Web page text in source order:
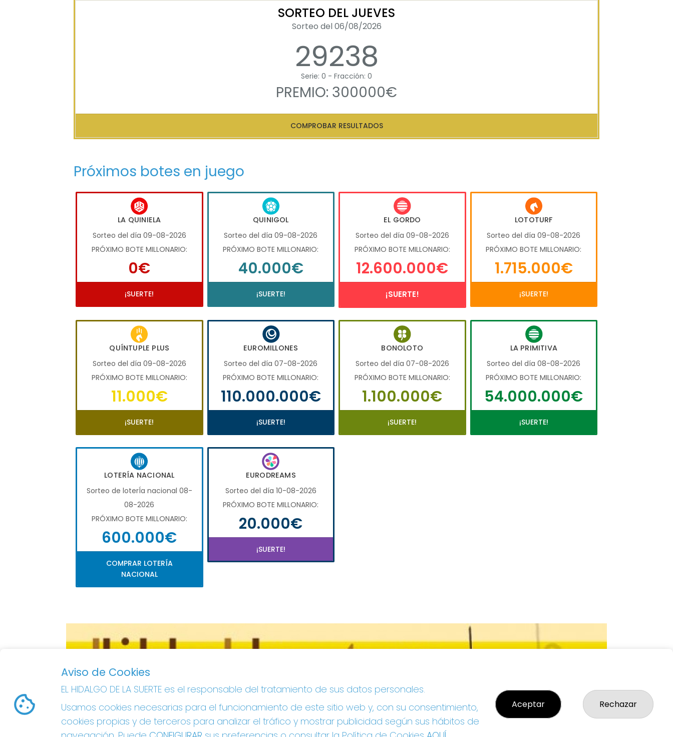
SORTEO DEL JUEVES
Sorteo del 06/08/2026
29238
Serie: 0 - Fracción: 0
PREMIO: 300000€
COMPROBAR RESULTADOS
Próximos botes en juego
LA QUINIELA
Sorteo del día 09-08-2026
PRÓXIMO BOTE MILLONARIO:
0€
¡SUERTE!
QUINIGOL
Sorteo del día 09-08-2026
PRÓXIMO BOTE MILLONARIO:
40.000€
¡SUERTE!
EL GORDO
Sorteo del día 09-08-2026
PRÓXIMO BOTE MILLONARIO:
12.600.000€
¡SUERTE!
LOTOTURF
Sorteo del día 09-08-2026
PRÓXIMO BOTE MILLONARIO:
1.715.000€
¡SUERTE!
QUÍNTUPLE PLUS
Sorteo del día 09-08-2026
PRÓXIMO BOTE MILLONARIO:
11.000€
¡SUERTE!
EUROMILLONES
Sorteo del día 07-08-2026
PRÓXIMO BOTE MILLONARIO:
110.000.000€
¡SUERTE!
BONOLOTO
Sorteo del día 07-08-2026
PRÓXIMO BOTE MILLONARIO:
1.100.000€
¡SUERTE!
LA PRIMITIVA
Sorteo del día 08-08-2026
PRÓXIMO BOTE MILLONARIO:
54.000.000€
¡SUERTE!
LOTERÍA NACIONAL
Sorteo de loterÍa nacional 08-
08-2026
PRÓXIMO BOTE MILLONARIO:
600.000€
COMPRAR LOTERÍA
NACIONAL
EURODREAMS
Sorteo del día 10-08-2026
PRÓXIMO BOTE MILLONARIO:
20.000€
¡SUERTE!
Aviso de Cookies
EL HIDALGO DE LA SUERTE es el responsable del tratamiento de sus datos personales.
Usamos cookies necesarias para el funcionamiento de este sitio web y, con su consentimiento,
cookies propias y de terceros para analizar el tráfico y mostrar publicidad según sus hábitos de
Aceptar Rechazar